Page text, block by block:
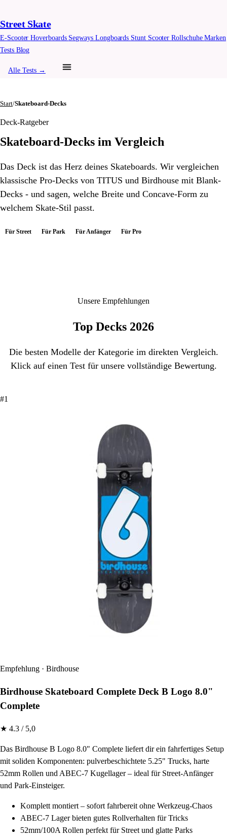
Street Skate
E-ScooterHoverboards Segways Longboards Stunt ScooterRollschuheMarken
Tests Blog
Alle Tests →
Start/Skateboard-Decks
Deck-Ratgeber
Skateboard-Decks im Vergleich
Das Deck ist das Herz deines Skateboards. Wir vergleichen
klassische Pro-Decks von TITUS und Birdhouse mit Blank-
Decks - und sagen, welche Breite und Concave-Form zu
welchem Skate-Stil passt.
Für Street Für Park Für Anfänger Für Pro
Unsere Empfehlungen
Top Decks 2026
Die besten Modelle der Kategorie im direkten Vergleich.
Klick auf einen Test für unsere vollständige Bewertung.
#1
Empfehlung · Birdhouse
Birdhouse Skateboard Complete Deck B Logo 8.0"
Complete
★ 4.3 / 5,0
Das Birdhouse B Logo 8.0" Complete liefert dir ein fahrfertiges Setup
mit soliden Komponenten: pulverbeschichtete 5.25" Trucks, harte
52mm Rollen und ABEC-7 Kugellager – ideal für Street-Anfänger
und Park-Einsteiger.
Komplett montiert – sofort fahrbereit ohne Werkzeug-Chaos
ABEC-7 Lager bieten gutes Rollverhalten für Tricks
52mm/100A Rollen perfekt für Street und glatte Parks